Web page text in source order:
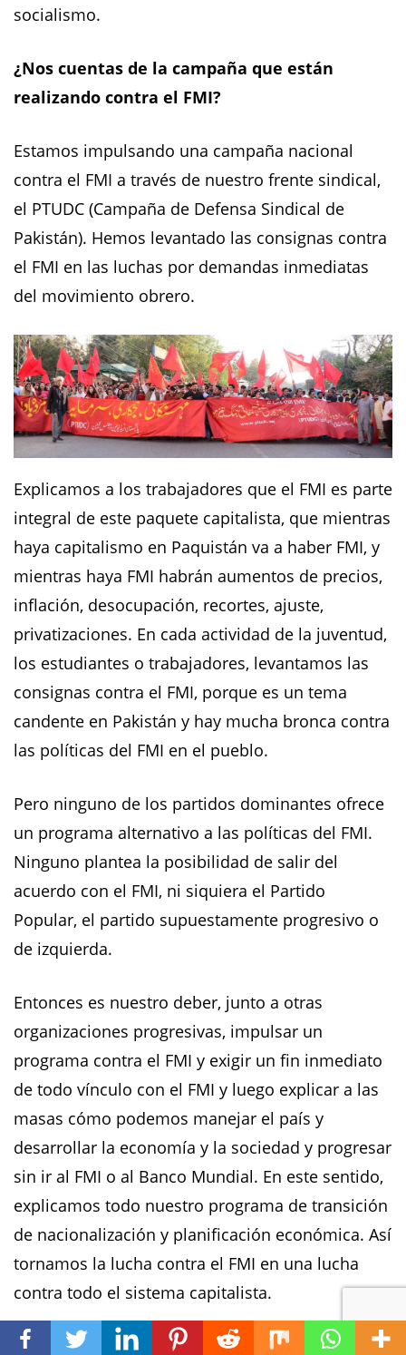
socialismo.
¿Nos cuentas de la campaña que están
realizando contra el FMI?
Estamos impulsando una campaña nacional
contra el FMI a través de nuestro frente sindical,
el PTUDC (Campaña de Defensa Sindical de
Pakistán). Hemos levantado las consignas contra
el FMI en las luchas por demandas inmediatas
del movimiento obrero.
Explicamos a los trabajadores que el FMI es parte
integral de este paquete capitalista, que mientras
haya capitalismo en Paquistán va a haber FMI, y
mientras haya FMI habrán aumentos de precios,
inflación, desocupación, recortes, ajuste,
privatizaciones. En cada actividad de la juventud,
los estudiantes o trabajadores, levantamos las
consignas contra el FMI, porque es un tema
candente en Pakistán y hay mucha bronca contra
las políticas del FMI en el pueblo.
Pero ninguno de los partidos dominantes ofrece
un programa alternativo a las políticas del FMI.
Ninguno plantea la posibilidad de salir del
acuerdo con el FMI, ni siquiera el Partido
Popular, el partido supuestamente progresivo o
de izquierda.
Entonces es nuestro deber, junto a otras
organizaciones progresivas, impulsar un
programa contra el FMI y exigir un fin inmediato
de todo vínculo con el FMI y luego explicar a las
masas cómo podemos manejar el país y
desarrollar la economía y la sociedad y progresar
sin ir al FMI o al Banco Mundial. En este sentido,
explicamos todo nuestro programa de transición
de nacionalización y planificación económica. Así
tornamos la lucha contra el FMI en una lucha
contra todo el sistema capitalista.
¿Cómo surgió The Struggle?